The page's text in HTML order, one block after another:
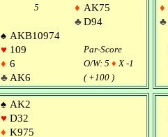
5 ♦ AK75
♣D94
♠ AKB10974
♥ 109
Par-Score
♦ 6 O/W: 5 ♦ X -1
♣ AK6 ( +100 )
♦
♣
♠ AK2
♥ D32
♦ K975